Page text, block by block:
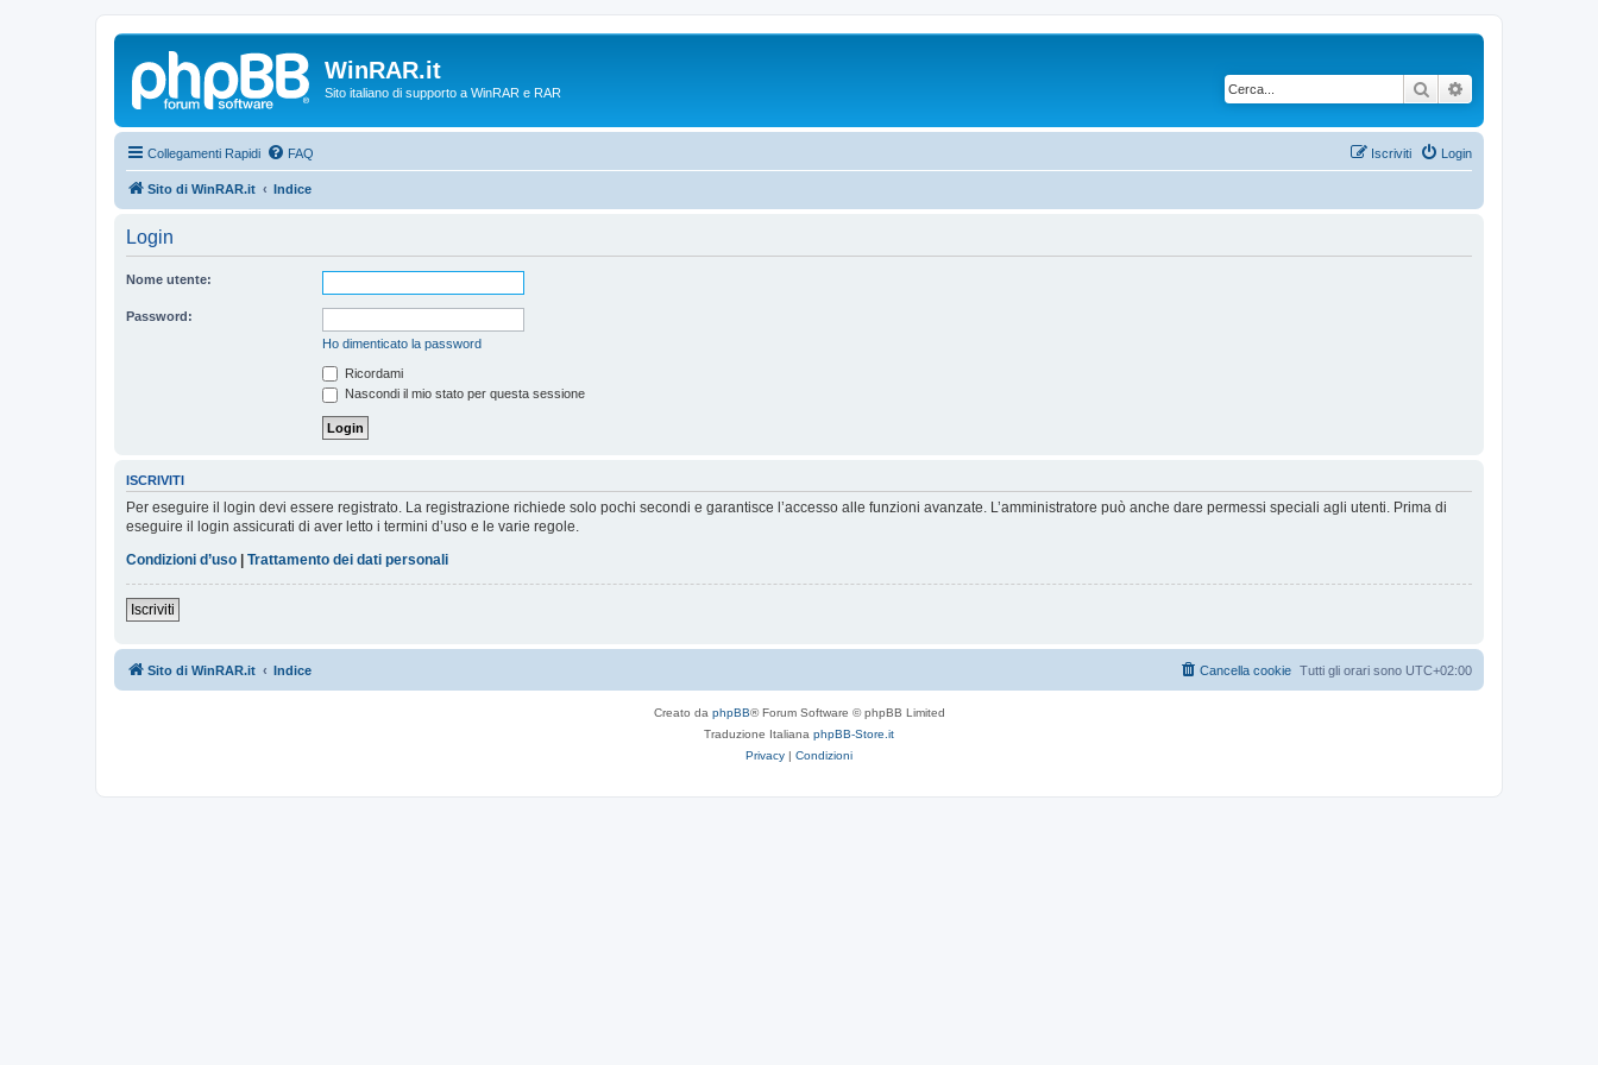
WinRAR.it
Sito italiano di supporto a WinRAR e RAR Cerca
Collegamenti Rapidi FAQ Login
Iscriviti
Sito di WinRAR.it Indice
Login
Nome utente:
Password:
Ho dimenticato la password
Ricordami
Nascondi il mio stato per questa sessione
ISCRIVITI
Per eseguire il login devi essere registrato. La registrazione richiede solo pochi secondi e garantisce l’accesso alle funzioni avanzate. L’amministratore può anche dare permessi speciali agli utenti. Prima di
eseguire il login assicurati di aver letto i termini d’uso e le varie regole.
Condizioni d’uso
Trattamento dei dati personali
Iscriviti
Sito di WinRAR.it Indice Tutti gli orari sono UTC+02:00
Cancella cookie
Creato da phpBB® Forum Software © phpBB Limited
Traduzione Italiana phpBB-Store.it
Privacy | Condizioni